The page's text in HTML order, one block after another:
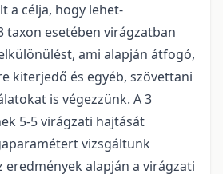
a célja, hogy lehet-
taxon esetében virágzatban
ami alapján átfogó,
kiterjedő és egyéb, szövettani
is végezzünk. A 3
5-5 virágzati hajtását
vizsgáltunk
eredmények alapján a virágzati